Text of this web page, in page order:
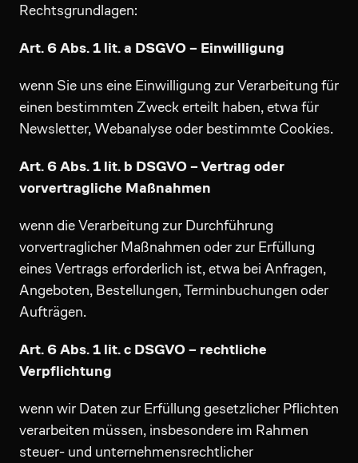
Rechtsgrundlagen:
Art. 6 Abs. 1 lit. a DSGVO – Einwilligung
wenn Sie uns eine Einwilligung zur Verarbeitung für
einen bestimmten Zweck erteilt haben, etwa für
Newsletter, Webanalyse oder bestimmte Cookies.
Art. 6 Abs. 1 lit. b DSGVO – Vertrag oder
vorvertragliche Maßnahmen
wenn die Verarbeitung zur Durchführung
vorvertraglicher Maßnahmen oder zur Erfüllung
eines Vertrags erforderlich ist, etwa bei Anfragen,
Angeboten, Bestellungen, Terminbuchungen oder
Aufträgen.
Art. 6 Abs. 1 lit. c DSGVO – rechtliche
Verpflichtung
wenn wir Daten zur Erfüllung gesetzlicher Pflichten
verarbeiten müssen, insbesondere im Rahmen
steuer- und unternehmensrechtlicher